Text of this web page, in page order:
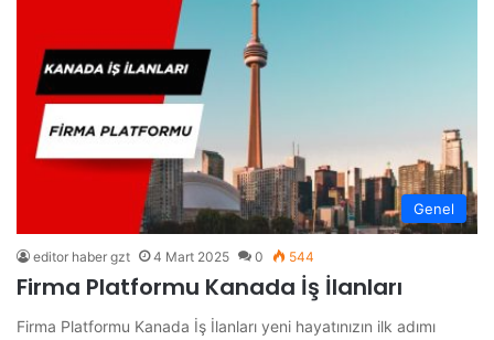
Genel
editor haber gzt 4 Mart 2025 0 544
Firma Platformu Kanada İş İlanları
Firma Platformu Kanada İş İlanları yeni hayatınızın ilk adımı